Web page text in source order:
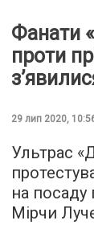
Фанати
проти
29 лип 2020,
Ультрас
на
Мірчи